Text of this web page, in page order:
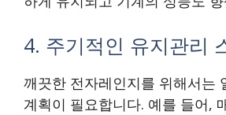
4. 주기적인 유지관리
깨끗한 전자레인지를 위해서는
계획이 필요합니다. 예를 들어,